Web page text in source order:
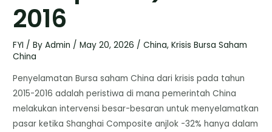
2016
FYI / ByAdmin /May 20, 2026 /China,Krisis Bursa Saham
China
Penyelamatan Bursa saham China dari krisis pada tahun
2015-2016 adalah peristiwa di mana pemerintah China
melakukan intervensi besar-besaran untuk menyelamatkan
pasar ketika Shanghai Composite anjlok -32% hanya dalam